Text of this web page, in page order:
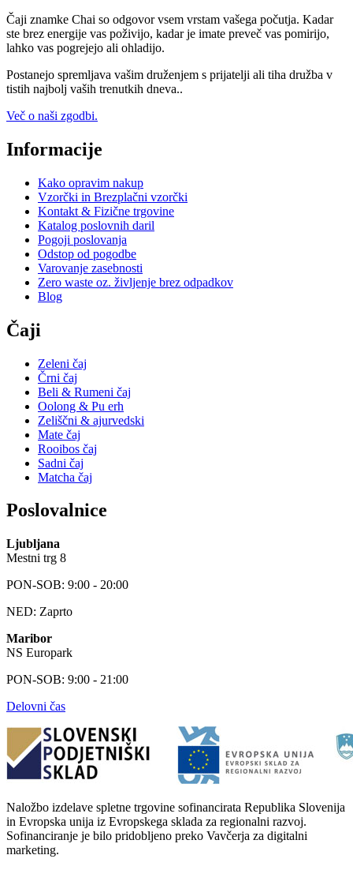
Čaji znamke Chai so odgovor vsem vrstam vašega počutja. Kadar
ste brez energije vas poživijo, kadar je imate preveč vas pomirijo,
lahko vas pogrejejo ali ohladijo.
Postanejo spremljava vašim druženjem s prijatelji ali tiha družba v
tistih najbolj vaših trenutkih dneva..
Več o naši zgodbi.
Informacije
Kako opravim nakup
Vzorčki in Brezplačni vzorčki
Kontakt & Fizične trgovine
Katalog poslovnih daril
Pogoji poslovanja
Odstop od pogodbe
Varovanje zasebnosti
Zero waste oz. življenje brez odpadkov
Blog
Čaji
Zeleni čaj
Črni čaj
Beli & Rumeni čaj
Oolong & Pu erh
Zeliščni & ajurvedski
Mate čaj
Rooibos čaj
Sadni čaj
Matcha čaj
Poslovalnice
Ljubljana
Mestni trg 8
PON-SOB: 9:00 - 20:00
NED: Zaprto
Maribor
NS Europark
PON-SOB: 9:00 - 21:00
Delovni čas
Naložbo izdelave spletne trgovine sofinancirata Republika Slovenija
in Evropska unija iz Evropskega sklada za regionalni razvoj.
Sofinanciranje je bilo pridobljeno preko Vavčerja za digitalni
marketing.